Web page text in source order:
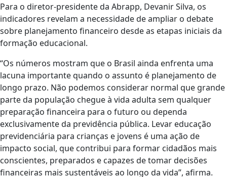
Para o diretor-presidente da Abrapp, Devanir Silva, os
indicadores revelam a necessidade de ampliar o debate
sobre planejamento financeiro desde as etapas iniciais da
formação educacional.
“Os números mostram que o Brasil ainda enfrenta uma
lacuna importante quando o assunto é planejamento de
longo prazo. Não podemos considerar normal que grande
parte da população chegue à vida adulta sem qualquer
preparação financeira para o futuro ou dependa
exclusivamente da previdência pública. Levar educação
previdenciária para crianças e jovens é uma ação de
impacto social, que contribui para formar cidadãos mais
conscientes, preparados e capazes de tomar decisões
financeiras mais sustentáveis ao longo da vida”, afirma.